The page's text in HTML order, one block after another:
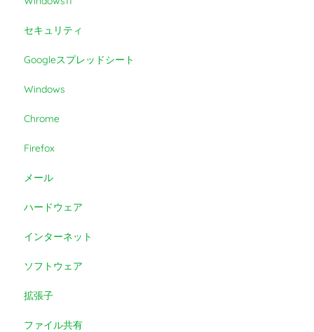
セキュリティ
Googleスプレッドシート
Windows
Chrome
Firefox
メール
ハードウェア
インターネット
ソフトウェア
拡張子
ファイル共有